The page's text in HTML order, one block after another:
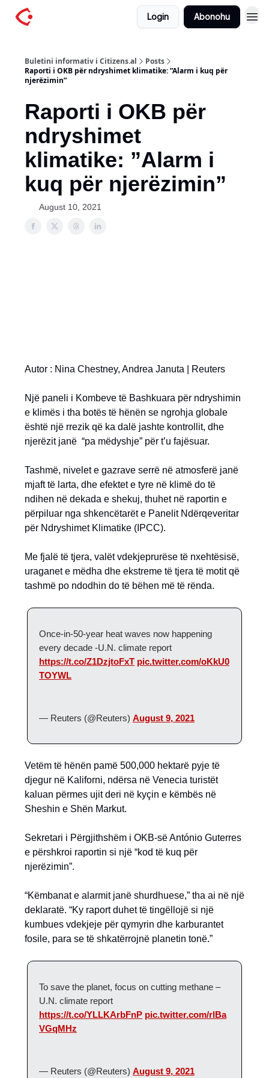
Login Abonohu
Buletini informativ i Citizens.al
Posts
Raporti i OKB për ndryshimet klimatike: ”Alarm i kuq për
njerëzimin”
Raporti i OKB për
ndryshimet
klimatike: ”Alarm i
kuq për njerëzimin”
August 10, 2021
Autor : Nina Chestney, Andrea Januta | Reuters
Një paneli i Kombeve të Bashkuara për ndryshimin
e klimës i tha botës të hënën se ngrohja globale
është një rrezik që ka dalë jashte kontrollit, dhe
njerëzit janë “pa mëdyshje” për t’u fajësuar.
Tashmë, nivelet e gazrave serrë në atmosferë janë
mjaft të larta, dhe efektet e tyre në klimë do të
ndihen në dekada e shekuj, thuhet në raportin e
përpiluar nga shkencëtarët e Panelit Ndërqeveritar
për Ndryshimet Klimatike (IPCC).
Me fjalë të tjera, valët vdekjeprurëse të nxehtësisë,
uraganet e mëdha dhe ekstreme të tjera të motit që
tashmë po ndodhin do të bëhen më të rënda.
Once-in-50-year heat waves now happening
every decade -U.N. climate report
https://t.co/Z1DzjtoFxT pic.twitter.com/oKkU0
TOYWL
— Reuters (@Reuters) August 9, 2021
Vetëm të hënën pamë 500,000 hektarë pyje të
djegur në Kaliforni, ndërsa në Venecia turistët
kaluan përmes ujit deri në kyçin e këmbës në
Sheshin e Shën Markut.
Sekretari i Përgjithshëm i OKB-së António Guterres
e përshkroi raportin si një “kod të kuq për
njerëzimin”.
“Këmbanat e alarmit janë shurdhuese,” tha ai në një
deklaratë. “Ky raport duhet të tingëllojë si një
kumbues vdekjeje për qymyrin dhe karburantet
fosile, para se të shkatërrojnë planetin tonë.”
To save the planet, focus on cutting methane –
U.N. climate report
https://t.co/YLLKArbFnP pic.twitter.com/rlBa
VGqMHz
— Reuters (@Reuters) August 9, 2021